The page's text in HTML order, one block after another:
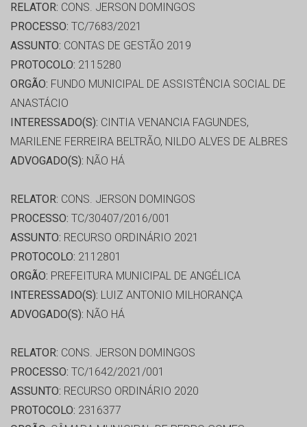
RELATOR: CONS. JERSON DOMINGOS
PROCESSO: TC/7683/2021
ASSUNTO: CONTAS DE GESTÃO 2019
PROTOCOLO: 2115280
ORGÃO: FUNDO MUNICIPAL DE ASSISTÊNCIA SOCIAL DE
ANASTÁCIO
INTERESSADO(S): CINTIA VENANCIA FAGUNDES,
MARILENE FERREIRA BELTRÃO, NILDO ALVES DE ALBRES
ADVOGADO(S): NÃO HÁ
RELATOR: CONS. JERSON DOMINGOS
PROCESSO: TC/30407/2016/001
ASSUNTO: RECURSO ORDINÁRIO 2021
PROTOCOLO: 2112801
ORGÃO: PREFEITURA MUNICIPAL DE ANGÉLICA
INTERESSADO(S): LUIZ ANTONIO MILHORANÇA
ADVOGADO(S): NÃO HÁ
RELATOR: CONS. JERSON DOMINGOS
PROCESSO: TC/1642/2021/001
ASSUNTO: RECURSO ORDINÁRIO 2020
PROTOCOLO: 2316377